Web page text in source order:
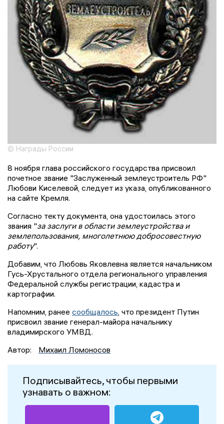
© Награды России
8 ноября глава российского государства присвоил
почетное звание "Заслуженный землеустроитель РФ"
Любови Киселевой, следует из указа, опубликованного
на сайте Кремля.
Согласно текту документа, она удостоилась этого
звания "за заслуги в области землеустройства и
землепользования, многолетнюю добросовестную
работу".
Добавим, что Любовь Яковлевна является начальником
Гусь-Хрустального отдела регионального управления
Федеральной службы регистрации, кадастра и
картографии.
Напомним, ранее сообщалось , что президент Путин
присвоил звание генерал-майора начальнику
владимирского УМВД.
Автор:
Михаил Ломоносов
Подписывайтесь, чтобы первыми
узнавать о важном: